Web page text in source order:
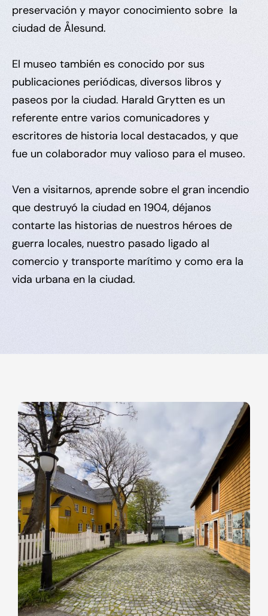
preservación y mayor conocimiento sobre la
ciudad de Ålesund.
El museo también es conocido por sus
publicaciones periódicas, diversos libros y
paseos por la ciudad. Harald Grytten es un
referente entre varios comunicadores y
escritores de historia local destacados, y que
fue un colaborador muy valioso para el museo.
Ven a visitarnos, aprende sobre el gran incendio
que destruyó la ciudad en 1904, déjanos
contarte las historias de nuestros héroes de
guerra locales, nuestro pasado ligado al
comercio y transporte marítimo y como era la
vida urbana en la ciudad.